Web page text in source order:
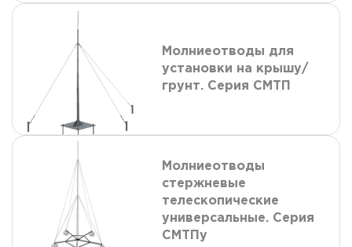
Молниеотводы для
установки на крышу/
грунт. Серия СМТП
Молниеотводы
стержневые
телескопические
универсальные. Серия
СМТПу